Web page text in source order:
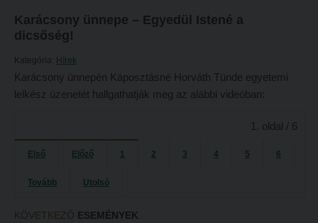
Kérelmek – nyomtatványok
Tanulmányi tájékoztató
Tételsorok
Baleset-, munka- és tűzvédelmi megelőző ismeretek hallgatók részére
ESEMÉNYEK
Simonyi-verseny
Ösztöndíjak és egyéb hallgatói pályázatok
Kari pályázatok
Szakdolgozati tudnivalók
Tanulmányi határidők
Kérelmek – nyomtatványok
Tételsorok
Baleset-, munka- és tűzvédelmi megelőző ismeretek hallgatók részére
Karácsony ünnepe – Egyedül Istené a
dicsőség!
Kategória: Hírek
Karácsony ünnepén Káposztásné Horváth Tünde egyetemi
lelkész üzenetét hallgathatják meg az alábbi videóban:
1. oldal / 6
Első Előző 1 2 3 4 5 6
Tovább Utolsó
KÖVETKEZŐ ESEMÉNYEK